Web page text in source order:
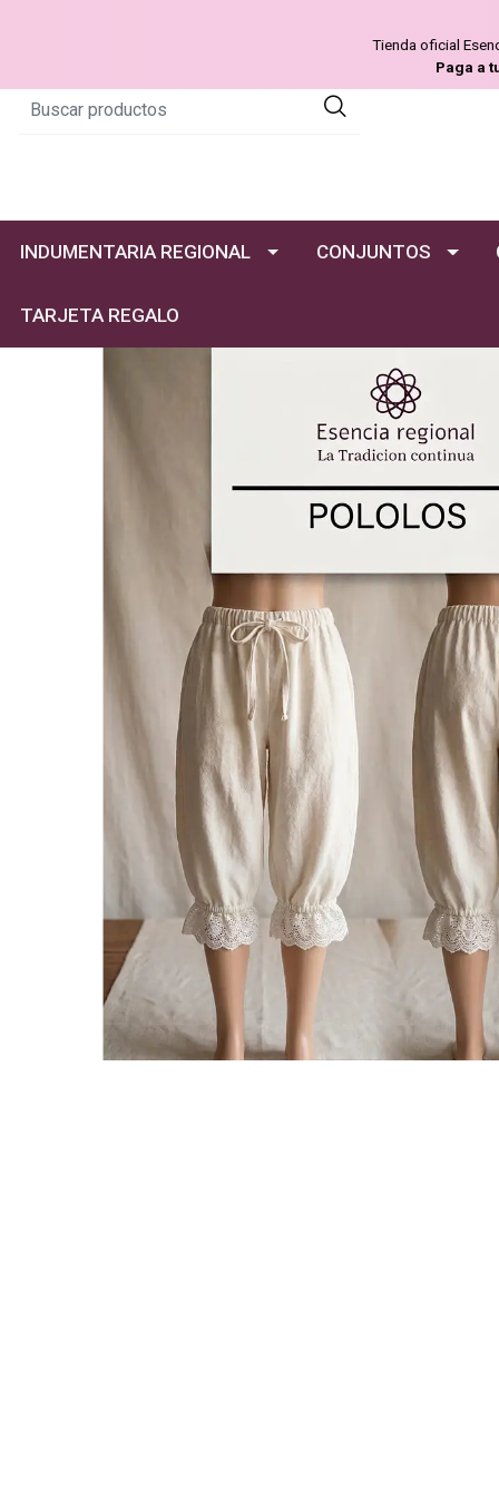
Tienda oficial
Paga a
INDUMENTARIA REGIONAL CONJUNTOS
TARJETA REGALO